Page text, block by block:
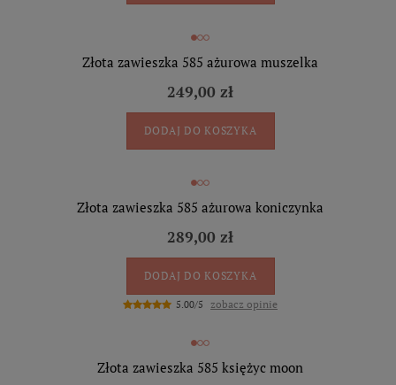
Złota zawieszka 585 ażurowa muszelka
249,00 zł
DODAJ DO KOSZYKA
Złota zawieszka 585 ażurowa koniczynka
289,00 zł
DODAJ DO KOSZYKA
5.00/5 zobacz opinie
Złota zawieszka 585 księżyc moon